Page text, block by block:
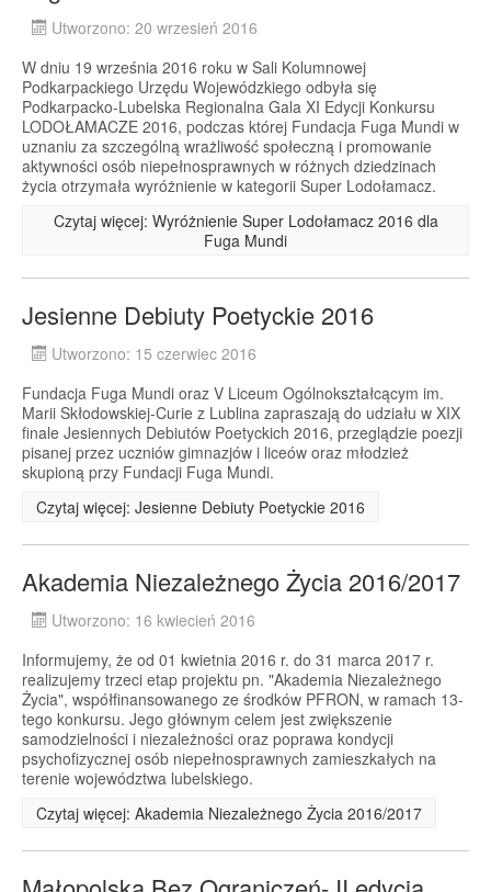
Utworzono: 20 wrzesień 2016
W dniu 19 września 2016 roku w Sali Kolumnowej
Podkarpackiego Urzędu Wojewódzkiego odbyła się
Podkarpacko-Lubelska Regionalna Gala XI Edycji Konkursu
LODOŁAMACZE 2016, podczas której Fundacja Fuga Mundi w
uznaniu za szczególną wrażliwość społeczną i promowanie
aktywności osób niepełnosprawnych w różnych dziedzinach
życia otrzymała wyróżnienie w kategorii Super Lodołamacz.
Czytaj więcej: Wyróżnienie Super Lodołamacz 2016 dla
Fuga Mundi
Jesienne Debiuty Poetyckie 2016
Utworzono: 15 czerwiec 2016
Fundacja Fuga Mundi oraz V Liceum Ogólnokształcącym im.
Marii Skłodowskiej-Curie z Lublina zapraszają do udziału w XIX
finale Jesiennych Debiutów Poetyckich 2016, przeglądzie poezji
pisanej przez uczniów gimnazjów i liceów oraz młodzież
skupioną przy Fundacji Fuga Mundi.
Czytaj więcej: Jesienne Debiuty Poetyckie 2016
Akademia Niezależnego Życia 2016/2017
Utworzono: 16 kwiecień 2016
Informujemy, że od 01 kwietnia 2016 r. do 31 marca 2017 r.
realizujemy trzeci etap projektu pn. "Akademia Niezależnego
Życia", współfinansowanego ze środków PFRON, w ramach 13-
tego konkursu. Jego głównym celem jest zwiększenie
samodzielności i niezależności oraz poprawa kondycji
psychofizycznej osób niepełnosprawnych zamieszkałych na
terenie województwa lubelskiego.
Czytaj więcej: Akademia Niezależnego Życia 2016/2017